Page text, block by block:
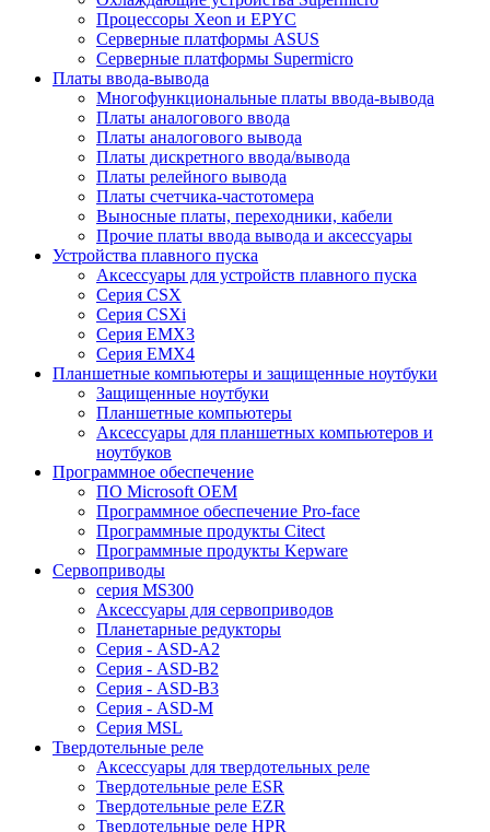
Процессоры Xeon и EPYC
Серверные платформы ASUS
Серверные платформы Supermicro
Платы ввода-вывода
Многофункциональные платы ввода-вывода
Платы аналогового ввода
Платы аналогового вывода
Платы дискретного ввода/вывода
Платы релейного вывода
Платы счетчика-частотомера
Выносные платы, переходники, кабели
Прочие платы ввода вывода и аксессуары
Устройства плавного пуска
Аксессуары для устройств плавного пуска
Серия CSX
Серия CSXi
Серия EMX3
Серия EMX4
Планшетные компьютеры и защищенные ноутбуки
Защищенные ноутбуки
Планшетные компьютеры
Аксессуары для планшетных компьютеров и
ноутбуков
Программное обеспечение
ПО Microsoft OEM
Программное обеспечение Pro-face
Программные продукты Citect
Программные продукты Kepware
Сервоприводы
серия MS300
Аксессуары для сервоприводов
Планетарные редукторы
Серия - ASD-A2
Серия - ASD-B2
Серия - ASD-B3
Серия - ASD-M
Серия MSL
Твердотельные реле
Аксессуары для твердотельных реле
Твердотельные реле ESR
Твердотельные реле EZR
Твердотельные реле HPR